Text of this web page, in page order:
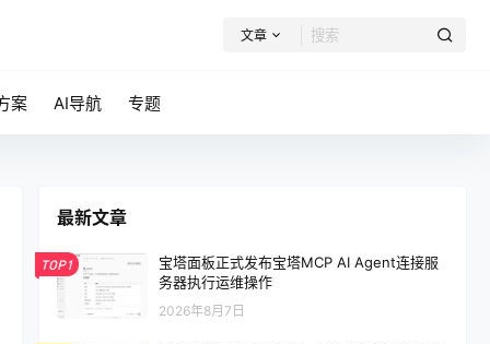
文章
案 AI导航 专题
最新文章
TOP1
宝塔面板正式发布宝塔MCP AI Agent连接服
务器执行运维操作
2026年8月7日